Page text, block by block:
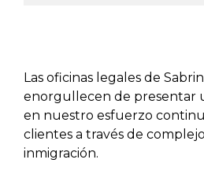
Las oficinas legales de
enorgullecen de presentar
en nuestro esfuerzo
clientes a través de
inmigración.